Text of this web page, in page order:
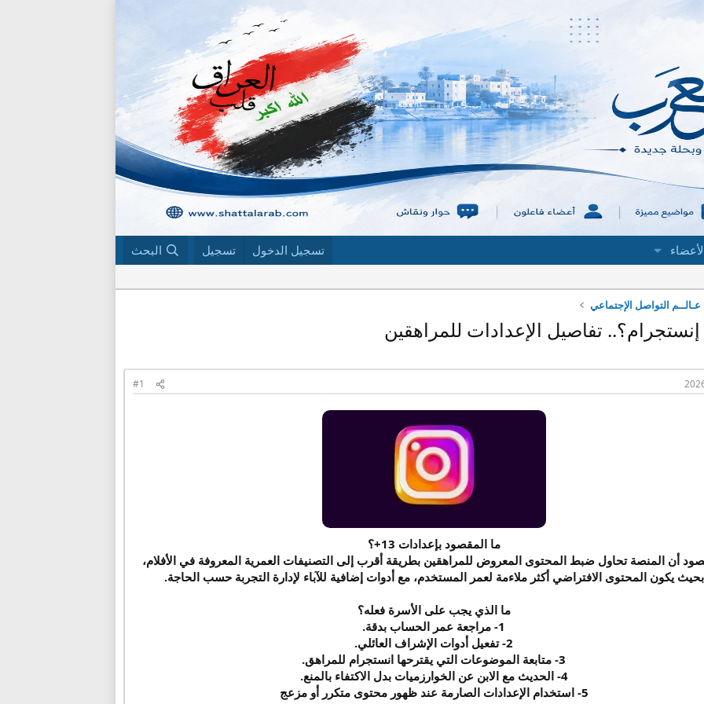
تسجيل الدخول تسجيل البحث
عـالــم التواصل الإجتماعي
#1
ما المقصود بإعدادات 13+؟
أن المنصة تحاول ضبط المحتوى المعروض للمراهقين بطريقة أقرب إلى التصنيفات العمرية المعروفة في الأفلام،
بحيث يكون المحتوى الافتراضي أكثر ملاءمة لعمر المستخدم، مع أدوات إضافية للآباء لإدارة التجربة حسب الحاجة.
ما الذي يجب على الأسرة فعله؟
1- مراجعة عمر الحساب بدقة.
2- تفعيل أدوات الإشراف العائلي.
3- متابعة الموضوعات التي يقترحها انستجرام للمراهق.
4- الحديث مع الابن عن الخوارزميات بدل الاكتفاء بالمنع.
5- استخدام الإعدادات الصارمة عند ظهور محتوى متكرر أو مزعج